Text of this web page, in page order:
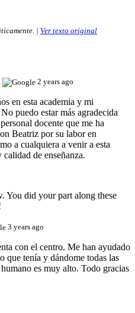
| Ver texto original
2 years ago
en esta academia y mi
puedo estar más agradecida
docente que me ha
Beatriz por su labor en
a cualquiera a venir a esta
de enseñanza.
You did your part along these
3 years ago
con el centro. Me han ayudado
que tenía y dándome todas las
es muy alto. Todo gracias